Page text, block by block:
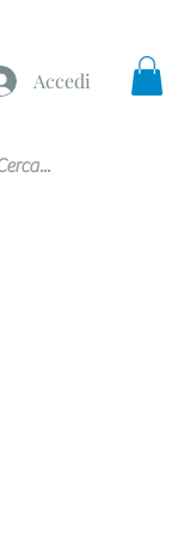
Accedi